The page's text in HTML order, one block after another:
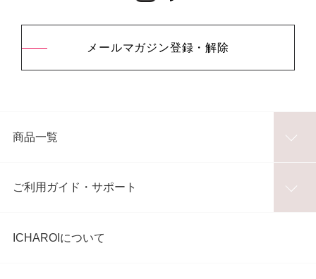
メールマガジン登録・解除
商品一覧
ご利用ガイド・サポート
ICHAROIについて